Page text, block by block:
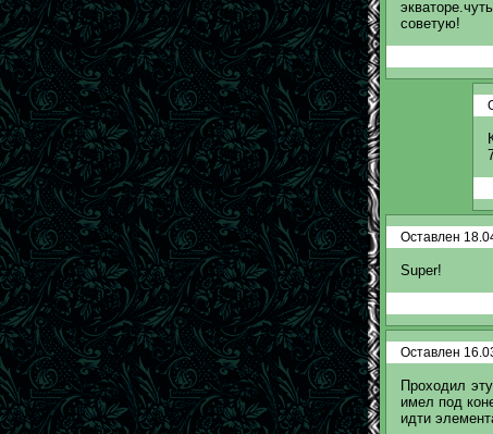
советую!
Оставлен
Super!
Оставлен
Проходил
имел под
идти